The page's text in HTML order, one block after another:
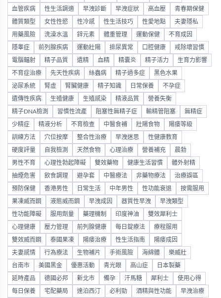
血管疾病 性生活調適 早洩診斷 早洩症狀 高血壓 青春期保健
體質類型 女性性慾 性冷感 性生活技巧 性愛地點 夫妻隱私
用藥風險 洗澡水溫 鋅元素 體重管理 運動保健 不育成因
隱睾症 前列腺疾病 運動壯陽 排尿異常 口腔健康 戒除壞習慣
電腦輻射 精子品質 遺精 血精 精囊炎 精子活力 生育力影響
不育症治療 先天性疾病 絲蟲病 精子過多症 黑色水果
泌尿系統 腎虛 腎臟健康 精子知識 日常保養 不孕症
遺傳性疾病 生殖健康 生殖感染 精液品質 營養失衡
精子DNA檢測 習慣性流產 阻塞性無精子症 輸精管阻塞 無精症
少精症 精液分析 不育檢查 中醫食補 壯陽食物 陽痿等級
訓練方法 穴位按摩 整合性治療 早洩迷思 性健康教育
硬度評量 自我檢測 天然食物 心理治療 營養補充 晨勃
男性不育 心理性勃起障礙 雙效藥物 健康生活習慣 體外射精
抽煙危害 飲食調理 避孕套 中醫療法 非藥物療法 治療誤區
預防保健 香港男性 日常生活 中年男性 性功能衰退 按需服用
果凍威而鋼 液態威而鋼 早洩成因 器質性早洩 早洩類型
性功能障礙 服用劑量 藥理機制 印度神油 雙效犀利士
心理健康 壓力管理 前列腺健康 每日錠療法 療程服用
雙效威而鋼 泰國果凍 陽痿治療 性生活指南 陽痿成因
夫妻感情 行為療法 生物補片 手術風險 海綿體 樂威壯
台南市 美國黑金 優惠活動 青光眼 高山症 日本製藥
延時產品 德國必邦 新北市 備孕 汗馬糖 犀利士 使用心得
每日保養 宅配藥局 達泊西汀 必利勁 酒精與性功能 早洩治療